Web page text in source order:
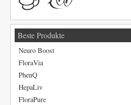
Beste Produkte
Neuro Boost
FloraVia
PhenQ
HepaLiv
FloraPure